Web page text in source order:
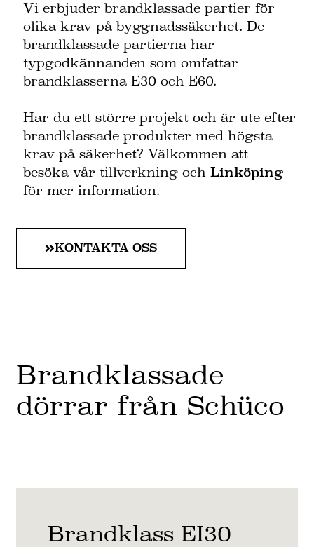
Vi erbjuder brandklassade partier för
olika krav på byggnadssäkerhet. De
brandklassade partierna har
typgodkännanden som omfattar
brandklasserna E30 och E60.
Har du ett större projekt och är ute efter
brandklassade produkter med högsta
krav på säkerhet? Välkommen att
besöka vår tillverkning och Linköping
för mer information.
KONTAKTA OSS
Brandklassade
dörrar från Schüco
Brandklass EI30